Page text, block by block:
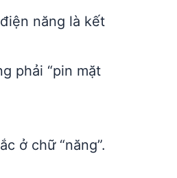
năng là kết
phải “pin mặt
ở chữ “năng”.